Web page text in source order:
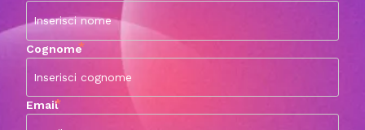
Cognome*
Email*